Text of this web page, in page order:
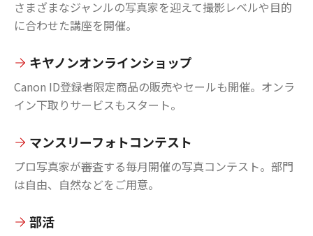
さまざまなジャンルの写真家を迎えて撮影レベルや目的
に合わせた講座を開催。
キヤノンオンラインショップ
Canon ID登録者限定商品の販売やセールも開催。オンラ
イン下取りサービスもスタート。
マンスリーフォトコンテスト
プロ写真家が審査する毎月開催の写真コンテスト。部門
は自由、自然などをご用意。
部活